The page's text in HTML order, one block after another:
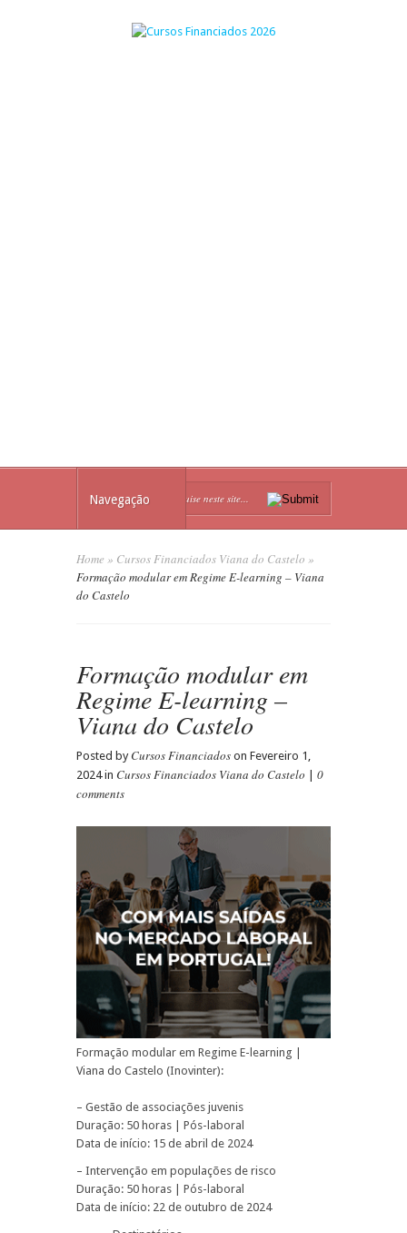
Navegação
Home » Cursos Financiados Viana do Castelo »
Formação modular em Regime E-learning – Viana
do Castelo
Formação modular em
Regime E-learning –
Viana do Castelo
Posted by Cursos Financiados on Fevereiro 1,
2024 in Cursos Financiados Viana do Castelo
0
comments
Formação modular em Regime E-learning |
Viana do Castelo (Inovinter):
– Gestão de associações juvenis
Duração: 50 horas | Pós-laboral
Data de início: 15 de abril de 2024
– Intervenção em populações de risco
Duração: 50 horas | Pós-laboral
Data de início: 22 de outubro de 2024